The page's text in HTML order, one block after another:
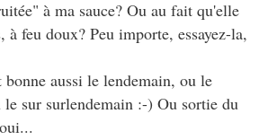
à ma sauce? Ou au fait qu'elle
à feu doux? Peu importe, essayez-la,
aussi le lendemain, ou le
le sur surlendemain :-) Ou sortie du